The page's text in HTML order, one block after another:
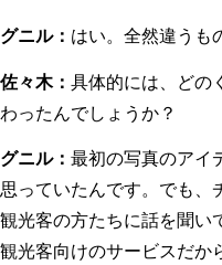
グニル： はい。全然違うも
佐々木： 具体的には、どの
わったんでしょうか？
グニル： 最初の写真のアイ
思っていたんです。でも、
観光客の方たちに話を聞い
観光客向けのサービスだか